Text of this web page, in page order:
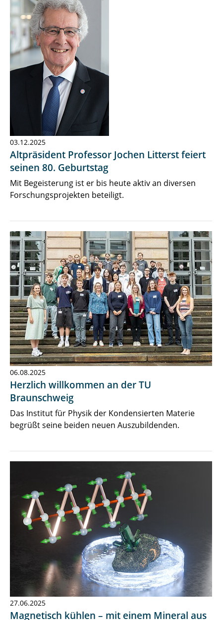
03.12.2025
Altpräsident Professor Jochen Litterst feiert
seinen 80. Geburtstag
Mit Begeisterung ist er bis heute aktiv an diversen
Forschungsprojekten beteiligt.
06.08.2025
Herzlich willkommen an der TU
Braunschweig
Das Institut für Physik der Kondensierten Materie
begrüßt seine beiden neuen Auszubildenden.
27.06.2025
Magnetisch kühlen – mit einem Mineral aus